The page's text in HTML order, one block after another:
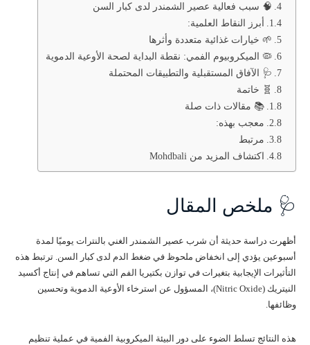
🧠 سبب فعالية عصير الشمندر لدى كبار السن
أبرز النقاط العلمية:
🌱 خيارات غذائية متعددة وأثرها
🦠 الميكروبيوم الفمي: نقطة البداية لصحة الأوعية الدموية
🩺 الآفاق المستقبلية والتطبيقات المحتملة
🧬 خاتمة
📚 مقالات ذات صلة
معجب بهذه:
مرتبط
اكتشاف المزيد من Mohdbali
🩺 ملخص المقال
أظهرت دراسة حديثة أن شرب عصير الشمندر الغني بالنترات يوميًا لمدة
أسبوعين يؤدي إلى انخفاض ملحوظ في ضغط الدم لدى كبار السن. ترتبط هذه
التأثيرات الإيجابية بتغيرات في توازن بكتيريا الفم التي تساهم في إنتاج أكسيد
النيتريك (Nitric Oxide)، المسؤول عن استرخاء الأوعية الدموية وتحسين
وظائفها.
هذه النتائج تسلط الضوء على دور البيئة الميكروبية الفمية في عملية تنظيم